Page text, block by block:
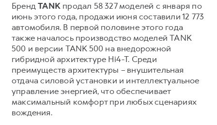
F7
от 2 899 000 ₽
F7X
от 3 599 000 ₽
POER
от 3 449 000 ₽
Кредит
КОРПОРАТИВНЫМ КЛИЕНТАМ
Для малого бизнеса
Корпоративным клиентам
Крупным корпоративным клиентам
Система управления автопарком
Сервис для корпоративных клиентов
ПОДДЕРЖКА
GWM Безопасность
Гарантия HAVAL
Мобильное приложение GWM
Программа «HAVAL Защита+»
Руководства по эксплуатации
Подписки
БрендTANK продал 58 327 моделей с января по
июнь этого года, продажи июня составили 12 773
автомобиля. В первой половине этого года
также началось производство моделей TANK
500 и версии TANK 500 на внедорожной
гибридной архитектуре Hi4-T. Среди
преимуществ архитектуры – внушительная
отдача силовой установки и интеллектуальное
управление энергией, что обеспечивает
максимальный комфорт при любых сценариях
вождения.